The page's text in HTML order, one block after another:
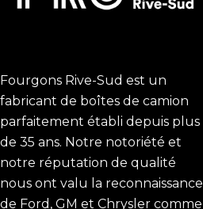
Fourgons Rive-Sud est un
fabricant de boîtes de camion
parfaitement établi depuis plus
de 35 ans. Notre notoriété et
notre réputation de qualité
nous ont valu la reconnaissance
de Ford, GM et Chrysler comme